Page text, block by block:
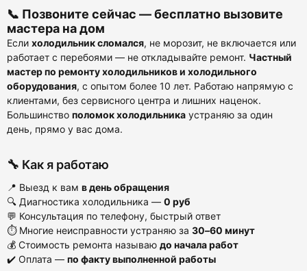
📞 Позвоните сейчас —бесплатно вызовите
мастера на дом
Если холодильник сломался, не морозит, не включается или
работает с перебоями — не откладывайте ремонт. Частный
мастер по ремонту холодильников и холодильного
оборудования, с опытом более 10 лет. Работаю напрямую с
клиентами, без сервисного центра и лишних наценок.
Большинство поломок холодильника устраняю за один
день, прямо у вас дома.
🔧 Как я работаю
📍 Выезд к вам в день обращения
🔍 Диагностика холодильника — 0 руб
💬 Консультация по телефону, быстрый ответ
⏱ Многие неисправности устраняю за 30–60 минут
💰 Стоимость ремонта называю до начала работ
✔️ Оплата — по факту выполненной работы